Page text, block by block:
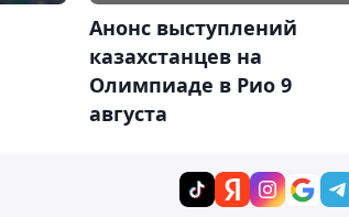
Анонс выступлений
казахстанцев на
Олимпиаде в Рио 9
августа